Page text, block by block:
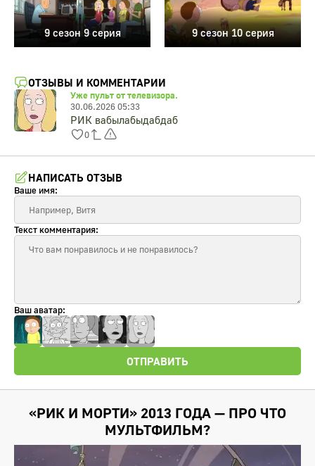
9 сезон 9 серия 9 сезон 10 серия
ОТЗЫВЫ И КОММЕНТАРИИ
Уже пульт от телевизора.
30.06.2026 05:33
РИК вабылабыдабдаб
0
НАПИСАТЬ ОТЗЫВ
Ваше имя:
Текст комментария:
Ваш аватар:
ОТПРАВИТЬ
«РИК И МОРТИ» 2013 ГОДА — ПРО ЧТО
МУЛЬТФИЛЬМ?